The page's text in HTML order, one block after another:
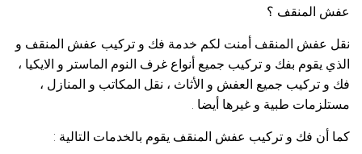
عفش المنقف ؟
نقل عفش المنقف أمنت لكم خدمة فك و تركيب عفش المنقف و
الذي يقوم بفك و تركيب جميع أنواع غرف النوم الماستر و الايكيا ،
فك و تركيب جميع العفش و الأثاث ، نقل المكاتب و المنازل ،
مستلزمات طبية و غيرها أيضا .
كما أن فك و تركيب عفش المنقف يقوم بالخدمات التالية :